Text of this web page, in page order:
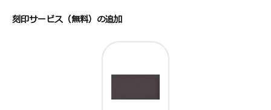
刻印サービス（無料）の追加